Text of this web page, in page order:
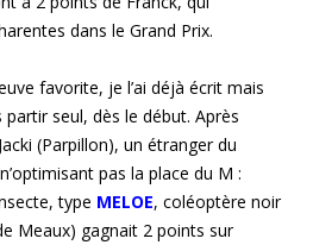
dans le Grand Prix.
favorite, je l’ai déjà écrit mais
seul, dès le début. Après
(Parpillon), un étranger du
pas la place du M :
type MELOE, coléoptère noir
Meaux) gagnait 2 points sur